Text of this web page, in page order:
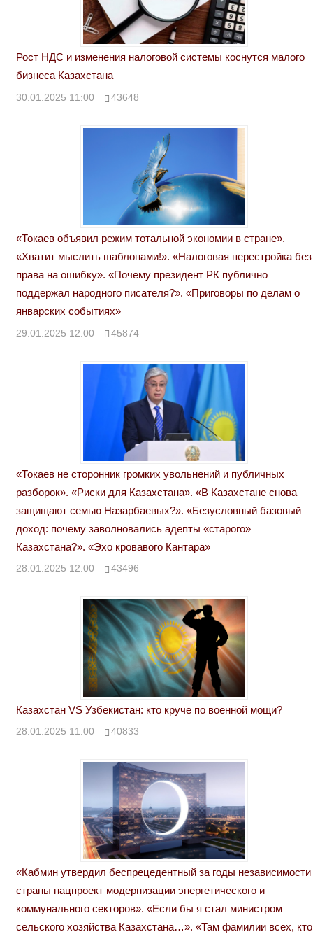
Рост НДС и изменения налоговой системы коснутся малого
бизнеса Казахстана
30.01.2025 11:00 43648
«Токаев объявил режим тотальной экономии в стране».
«Хватит мыслить шаблонами!». «Налоговая перестройка без
права на ошибку». «Почему президент РК публично
поддержал народного писателя?». «Приговоры по делам о
январских событиях»
29.01.2025 12:00 45874
«Токаев не сторонник громких увольнений и публичных
разборок». «Риски для Казахстана». «В Казахстане снова
защищают семью Назарбаевых?». «Безусловный базовый
доход: почему заволновались адепты «старого»
Казахстана?». «Эхо кровавого Кантара»
28.01.2025 12:00 43496
Казахстан VS Узбекистан: кто круче по военной мощи?
28.01.2025 11:00 40833
«Кабмин утвердил беспрецедентный за годы независимости
страны нацпроект модернизации энергетического и
коммунального секторов». «Если бы я стал министром
сельского хозяйства Казахстана…». «Там фамилии всех, кто